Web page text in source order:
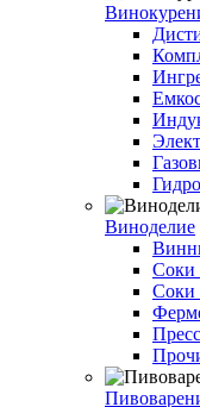
Виноделие
Соки
Соки